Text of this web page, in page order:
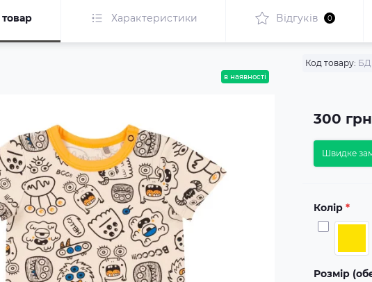
Характеристики Відгуків 0
в наявності
Код товару: БД
300
Швидке
Колір *
Розмір